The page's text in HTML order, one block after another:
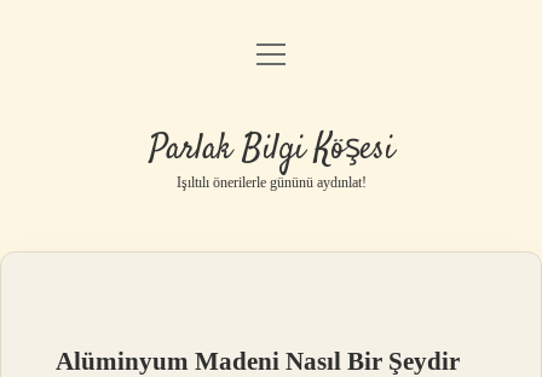
Anasayfa
Yasal Uyarı
menüyü
Parlak Bilgi Köşesi
Işıltılı önerilerle gününü aydınlat!
Alüminyum Madeni Nasıl Bir Şeydir